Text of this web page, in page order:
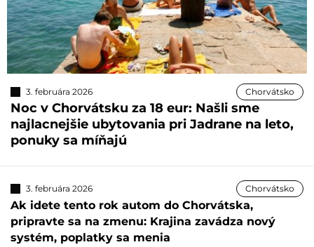
3. februára 2026 Chorvátsko
Noc v Chorvátsku za 18 eur: Našli sme
najlacnejšie ubytovania pri Jadrane na leto,
ponuky sa míňajú
3. februára 2026 Chorvátsko
Ak idete tento rok autom do Chorvátska,
pripravte sa na zmenu: Krajina zavádza nový
systém, poplatky sa menia